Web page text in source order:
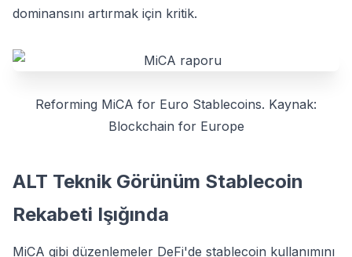
dominansını artırmak için kritik.
Reforming MiCA for Euro Stablecoins. Kaynak:
Blockchain for Europe
ALT Teknik Görünüm Stablecoin
Rekabeti Işığında
MiCA gibi düzenlemeler DeFi'de stablecoin kullanımını